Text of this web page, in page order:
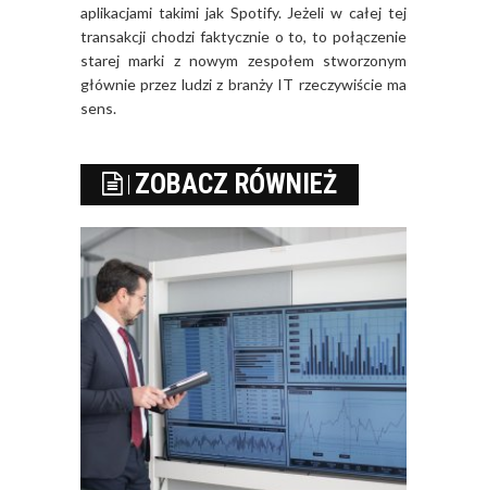
aplikacjami takimi jak Spotify. Jeżeli w całej tej
transakcji chodzi faktycznie o to, to połączenie
starej marki z nowym zespołem stworzonym
głównie przez ludzi z branży IT rzeczywiście ma
sens.
ZOBACZ RÓWNIEŻ